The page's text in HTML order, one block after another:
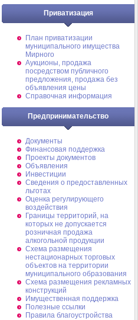
Приватизация
План приватизации
муниципального имущества
Мирного
Аукционы, продажа
посредством публичного
предложения, продажа без
объявления цены
Справочная информация
Предпринимательство
Документы
Финансовая поддержка
Проекты документов
Объявления
Инвестиции
Сведения о предоставленных
льготах
Оценка регулирующего
воздействия
Границы территорий, на
которых не допускается
розничная продажа
алкогольной продукции
Схема размещения
нестационарных торговых
объектов на территории
муниципального образования
Схема размещения рекламных
конструкций
Имущественная поддержка
Полезные ссылки
Правила благоустройства